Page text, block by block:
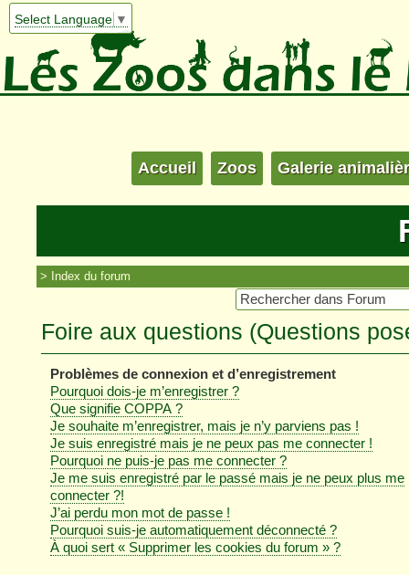
Select Language ▼
Accueil Zoos Galerie
Index du forum
Foire aux questions (Questions
Problèmes de connexion et d’enregistrement
Pourquoi dois-je m’enregistrer ?
Que signifie COPPA ?
Je souhaite m’enregistrer, mais je n’y parviens pas !
Je suis enregistré mais je ne peux pas me connecter !
Pourquoi ne puis-je pas me connecter ?
Je me suis enregistré par le passé mais je ne peux plus me
connecter ?!
J’ai perdu mon mot de passe !
Pourquoi suis-je automatiquement déconnecté ?
À quoi sert « Supprimer les cookies du forum » ?